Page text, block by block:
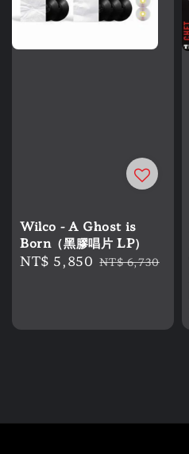
Wilco - A Ghost is
Born（黑膠唱片 LP）
Sale
NT$ 5,850 Regular
NT$ 6,730